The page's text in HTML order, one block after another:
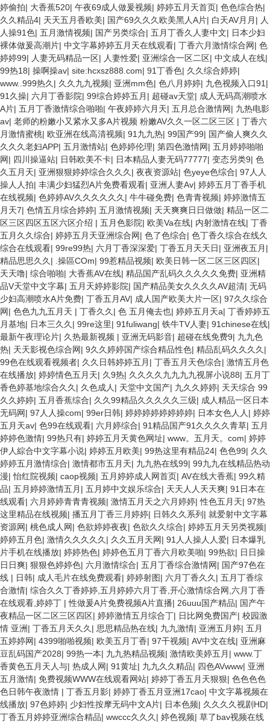
婷偷拍| 大香蕉520| 午夜69成人做爰视频| 婷婷五月天首页| 色色综合热|
久久精品4| 天天五月香欧美| 国产69久久久欧美黑人A片| 白天AV月月 | 人
人操91色| 五月激情视频| 国产另类综合| 五月丁香久人妻中文| 日本少妇
裸体做爰高潮片| 中文字幕婷婷五月天在线观看| 丁香六月激情综合网| 色
婷婷99| 人妻无码精品一区| 人妻性爱| 亚洲综合一区二区| 中文成人在线|
99热18| 操啊操av| site:hcxsz888.com| 91丁香色| 久久综合婷婷|
www..999热久 | 久久九九视频| 亚洲mm色| 色八月婷婷| 九色视频入口91 |
91久操| 六月丁香影院| 99综合婷婷五月 | 超碰av天堂| 成人无码髙潮喷水
A片| 五月丁香激情综合啪啪| 午夜婷婷六月天| 五月总合激情网| 九热电影
av| 老师的粉嫩小又紧水又多A片视频 粉嫩AV久久一区二区三区 | 丁香六
月激情蜜桃| 欧亚洲在线高清视频| 91九九热| 99国产99| 国产偷人爽久久
久久久老妇APP| 五月激情站| 色婷婷伦理| 第四色激情网| 五月婷婷啪啪
网| 四川操逼站| 日韩欧美不卡| 日本精品人妻无码77777| 变态另类9| 色
久五月天| 亚洲狠狠婷婷综合久久久 | 夜夜资源站| 色yeye色综合| 97人人
操人人拍| 丰满少妇猛烈A片免费看观看| 亚洲人妻Av| 婷婷五月丁香手机
在线视频| 色婷婷AV久久久久久久 | 牛牛碰免费| 色青青视频| 婷婷激情五
月天7| 色情五月综合婷婷| 五月激情视频| 天天爽爽日日做做| 精品一区二
区三区四区五区六区介绍 | 五月色影院| 欧美Va在线| 内射激情在线| 丁香
五月久久综合| 婷婷五月天亚洲综合网| 色了色综合| 色丁香久综合在线久
综合在线观看| 99re99热| 六月丁香深深爱| 丁香五月天天日| 亚洲夜五月 |
精品思思久久 | .操區COm| 99惹精品视频| 欧美日韩一区二区三区四区|
天天噜| 综合啪啪| 大香蕉AV在线| 精品国产乱码久久久久久免费| 亚洲精
品V天堂中文字幕| 五月天婷婷影院| 国产精品美女久久久久AV超清| 无码
少妇高潮喷水A片免费| 丁香五月AV| 成人国产欧美大片一区| 97久久综合
网| 色色九九五月天 | 丁香久久 | 色 五月俺去也| 婷婷五月天a| 丁香婷婷五
月基地| 日本三久久 | 99re这里| 91fuliwang| 铁牛TV人妻| 91chinese在线|
最新午夜理论片| 久热最新视频 | 亚洲无码影音| 超碰在线免费9| 九九色
热| 天天影视色综合网| 9久久婷婷国产综合精品性色| 精品乱码久久久久 |
99色在线观看视频者| 久久日韩婷婷五月 | 丁香五月天色综合| 激情五月色
在线播放| 婷婷情色五月天| 久9热| 久久久久九九九九视屏小说88| 五月丁
香色婷基地综合久久 | 久色成人 | 天堂中文国产| 九久久婷婷| 天天综合 99
久久婷婷| 五月香蕉综合| 久久99精品久久久久久三级| 成人精品一区日本
无码网| 97人人操com| 99er日韩| 婷婷婷婷婷婷婷婷| 日本女色人人 | 婷婷
五月天av| 色99在线观看| 六月婷综合| 91精品国产91久久久久青草| 五月
婷婷色激情| 99热只有| 婷婷五月天黄色网址| www。五月天。com| 婷婷
伊人綜合中文字幕小说| 婷婷五月欧美| 99热这里有精品24| 色色99| 久久
婷婷五月激情综合| 激情都市五月天| 九九热在线99| 99九九在线精品热动
漫|怡红院视频| caop视频| 五月婷婷成人网首页| AV在线大香蕉| 99久精
品| 五月婷婷激情五月 | 五月婷中文娱乐综合| 天天人人天天爽| 91日本在
线观看| 六月婷婷青青青视频| 激情五月天之六月婷婷|性色五月天| 97热
这里精品在线视频| 播五月丁香三月婷婷| 日韩久久系列| 就爱射中文字幕
资源网| 桃色成人网| 色欲婷婷夜夜| 色欲久久综合| 婷婷五月天另类视频|
婷婷五月色| 激情久久久久久 | 久久五月天网| 91人人操人人爱| 日本爆乳
片手机在线播放| 婷婷热色| 婷婷色五月丁香六月欧美啪| 99热欲| 日日操
日日爽| 狠狠色婷婷色| 六月激情综合| 五月丁香综合激情网| 国产97色在
线 | 日韩| 成人毛片在线免费观看| 婷婷射图| 六月丁香久久 | 五月丁香综
合激情| 综合久久丁香婷婷,五月婷婷六月丁香,开心激情综合网,六月丁香
在线观看,婷婷丁 |性做爰A片免费视频A片直播| 26uuu国产精品| 国产午
夜精品一区二区三区四区| 婷婷激情五月综合丁| 日比网免费国产| 校园激
情 亚洲| 丁香五月天久久 | 思思精品热在线| 九九激情| 亚洲五月婷| 五月
五婷婷网| 4399啪啪视频| 欧美五月丁香| 97干视频| AV中文在线| 亚洲麻
豆乱码国产2028| 99热一本| 九九热精品视频| 激情欧美婷五月 | www.丁
香黄色五月天人与| 热成人网| 91黄址| 九九久久精品| 四色AVwww| 亚洲
五月激情| 免费视频WWW在线观看网站| 婷婷丁香五月天狠狠| 色色色色
色日韩午夜激情 | 丁香五月影| 婷婷丁香五月亚洲17cao| 中文字幕视频在
线播放| 97色婷婷| 少妇性按摩无码中文A片| 日本色频| 久久久久视剧HD|
丁香五月婷婷亚洲综合精品| wwccc久久久 | 婷色视频| 草了bav视频在线